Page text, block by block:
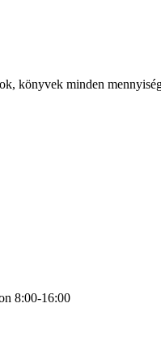
könyvek minden
8:00-16:00